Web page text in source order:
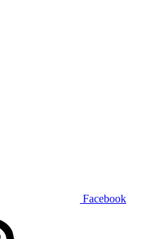
Facebook